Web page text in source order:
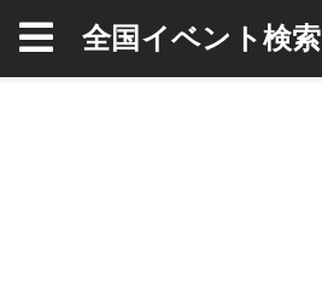
全国イベント検索